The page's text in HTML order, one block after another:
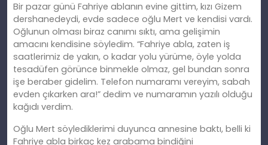
Bir pazar günü Fahriye ablanın evine gittim, kızı Gizem
dershanedeydi, evde sadece oğlu Mert ve kendisi vardı.
Oğlunun olması biraz canımı sıktı, ama gelişimin
amacını kendisine söyledim. “Fahriye abla, zaten iş
saatlerimiz de yakın, o kadar yolu yürüme, öyle yolda
tesadüfen görünce binmekle olmaz, gel bundan sonra
işe beraber gidelim. Telefon numaramı vereyim, sabah
evden çıkarken ara!” dedim ve numaramın yazılı olduğu
kağıdı verdim.
Oğlu Mert söylediklerimi duyunca annesine baktı, belli ki
Fahriye abla birkaç kez arabama bindiğini